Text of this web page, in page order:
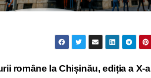
române la Chișinău, ediția a X-a